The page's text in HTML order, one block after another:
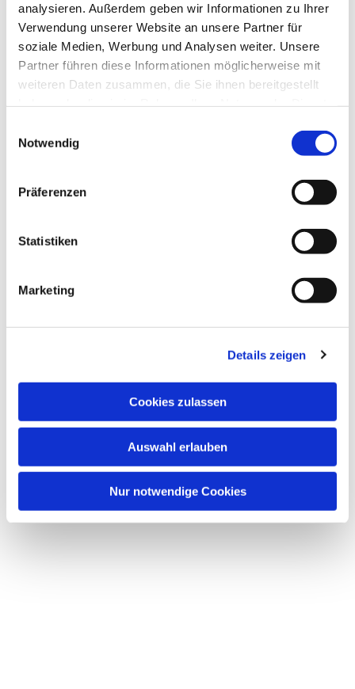
analysieren. Außerdem geben wir Informationen zu Ihrer
Verwendung unserer Website an unsere Partner für
soziale Medien, Werbung und Analysen weiter. Unsere
Partner führen diese Informationen möglicherweise mit
weiteren Daten zusammen, die Sie ihnen bereitgestellt
Notwendig
Präferenzen
Statistiken
Marketing
Details zeigen
Cookies zulassen
Auswahl erlauben
Nur notwendige Cookies
interessieren